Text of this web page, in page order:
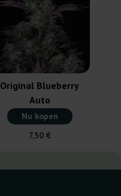
Original Blueberry
Auto
Nu kopen
7,50 €